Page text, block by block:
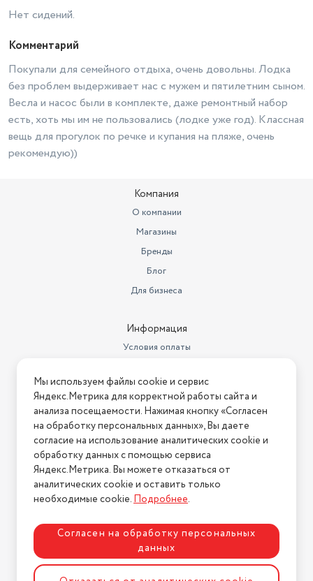
Нет сидений.
Комментарий
Покупали для семейного отдыха, очень довольны. Лодка
без проблем выдерживает нас с мужем и пятилетним сыном.
Весла и насос были в комплекте, даже ремонтный набор
есть, хоть мы им не пользовались (лодке уже год). Классная
вещь для прогулок по речке и купания на пляже, очень
рекомендую))
Компания
О компании
Магазины
Бренды
Блог
Для бизнеса
Информация
Условия оплаты
Условия возврата
Нашли ошибку на сайте? Напишите нам
2026 © Интернет-магазин "АстМаркет". У нас есть всё!
Политика конфиденциальности
Разработка сайтаASTDESIGN
Мы используем файлы cookie и сервис
Яндекс.Метрика для корректной работы сайта и
анализа посещаемости. Нажимая кнопку «Согласен
на обработку персональных данных», Вы даете
согласие на использование аналитических cookie и
обработку данных с помощью сервиса
Яндекс.Метрика. Вы можете отказаться от
аналитических cookie и оставить только
необходимые cookie.Подробнее.
Согласен на обработку персональных
данных